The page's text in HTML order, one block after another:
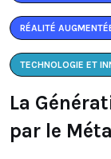
RÉALITÉ
TECHNOLOGIE ET
La
par le